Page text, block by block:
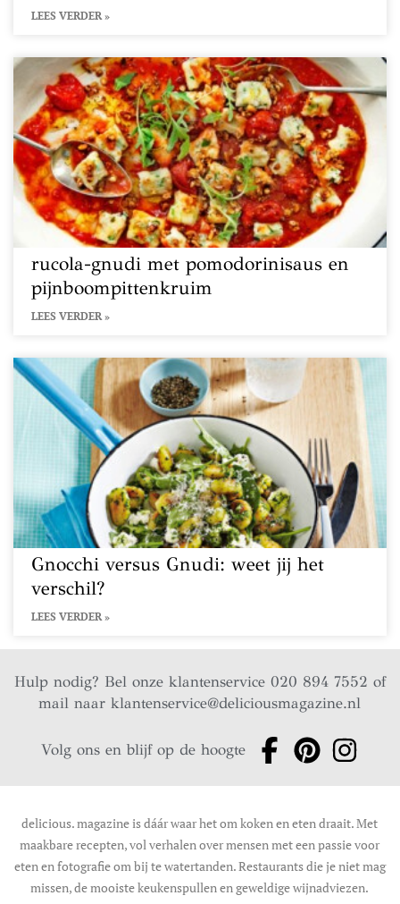
LEES VERDER »
rucola-gnudi met pomodorinisaus en
pijnboompittenkruim
LEES VERDER »
Gnocchi versus Gnudi: weet jij het
verschil?
LEES VERDER »
Hulp nodig? Bel onze klantenservice 020 894 7552 of
mail naarklantenservice@deliciousmagazine.nl
Volg ons en blijf op de hoogte
delicious. magazine is dáár waar het om koken en eten draait. Met
maakbare recepten, vol verhalen over mensen met een passie voor
eten en fotografie om bij te watertanden. Restaurants die je niet mag
missen, de mooiste keukenspullen en geweldige wijnadviezen.